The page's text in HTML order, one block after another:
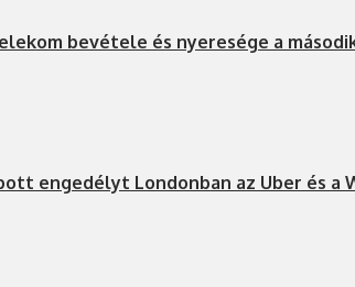
bevétele és nyeresége a
engedélyt Londonban az Uber és a